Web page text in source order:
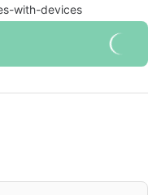
with-devices